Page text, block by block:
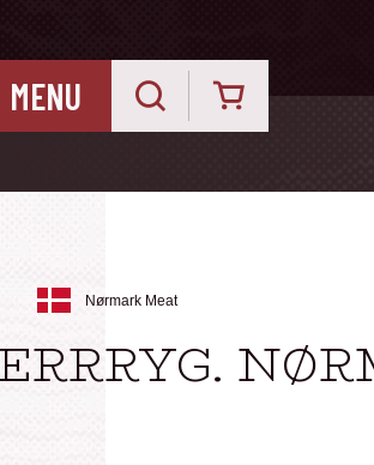
MENU
Nørmark Meat